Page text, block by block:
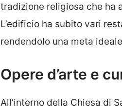
tradizione religiosa che ha
L’edificio ha subito vari
rendendolo una meta
Opere d’arte e
All’interno della Chiesa di